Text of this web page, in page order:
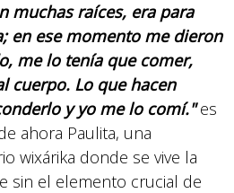
muchas raíces, era para
en ese momento me dieron
me lo tenía que comer,
cuerpo. Lo que hacen
y yo me lo comí."es
ahora Paulita, una
wixárika donde se vive la
sin el elemento crucial de